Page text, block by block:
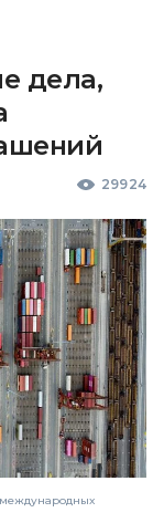
дела,
29924